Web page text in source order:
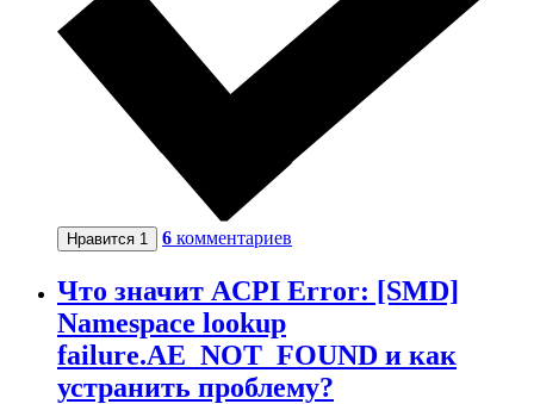
Нравится 1 6 комментариев
Что значит ACPI Error: [SMD]
Namespace lookup
failure.AE_NOT_FOUND и как
устранить проблему?